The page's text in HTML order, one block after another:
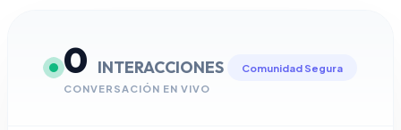
0 INTERACCIONES
CONVERSACIÓN EN VIVO
Comunidad Segura